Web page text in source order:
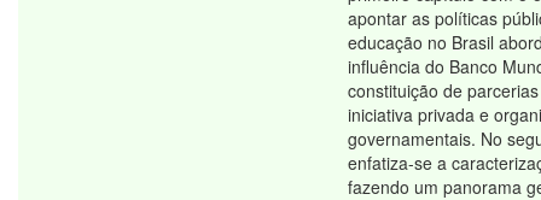
apontar as políticas
educação no Brasil
influência do Banco
constituição de
iniciativa privada e
governamentais. No
enfatiza-se a
fazendo um panorama